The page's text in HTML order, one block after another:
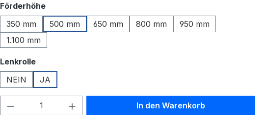
Förderhöheauswählen
350 mm
500 mm 650 mm 800 mm
950 mm
1.100 mm
Lenkrolleauswählen
NEIN
JA
Produkt Anzahl: Gib den gewünschten Wert
In den Warenkorb